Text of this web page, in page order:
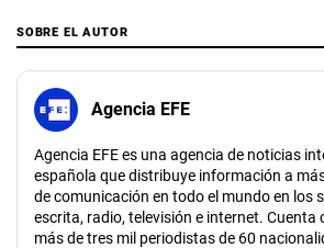
SOBRE EL AUTOR
Agencia EFE
Agencia EFE es una agencia de noticias
española que distribuye información a
de comunicación en todo el mundo en los
escrita, radio, televisión e internet. Cuenta
más de tres mil periodistas de 60